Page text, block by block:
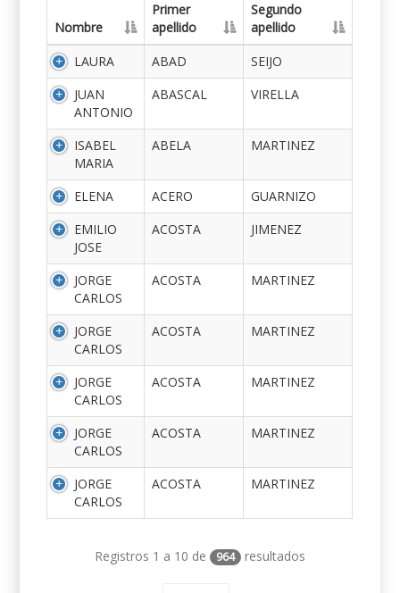
Nombre
Primer
apellido
Segundo
apellido
LAURA
ABAD
SEIJO
JUAN
ANTONIO
ABASCAL VIRELLA
ISABEL
MARIA
ABELA MARTINEZ
ELENA ACERO
GUARNIZO
EMILIO
JOSE
ACOSTA JIMENEZ
JORGE
CARLOS
ACOSTA MARTINEZ
JORGE
CARLOS
ACOSTA MARTINEZ
JORGE
CARLOS
ACOSTA MARTINEZ
JORGE
CARLOS
ACOSTA MARTINEZ
JORGE
CARLOS
ACOSTA MARTINEZ
Registros 1 a 10 de 964 resultados